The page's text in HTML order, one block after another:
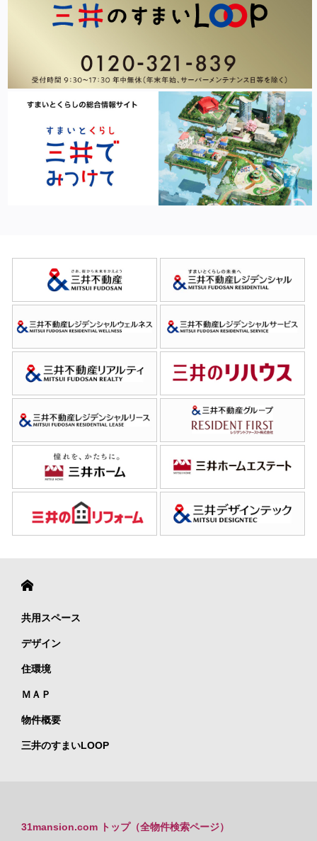
共用スペース
デザイン
住環境
ＭＡＰ
物件概要
三井のすまいLOOP
31mansion.com トップ（全物件検索ページ）